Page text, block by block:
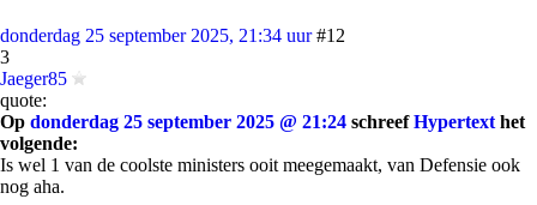
donderdag 25 september 2025, 21:34 uur #12
3
Jaeger85
quote:
Op donderdag 25 september 2025 @ 21:24 schreefHypertext het
volgende:
Is wel 1 van de coolste ministers ooit meegemaakt, van Defensie ook
nog aha.